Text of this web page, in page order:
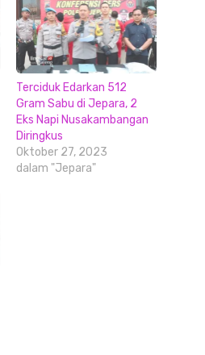
Terciduk Edarkan 512
Gram Sabu di Jepara, 2
Eks Napi Nusakambangan
Diringkus
Oktober 27, 2023
dalam "Jepara"